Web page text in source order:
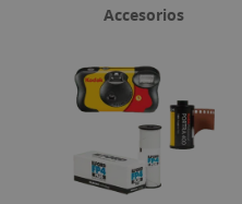
Accesorios